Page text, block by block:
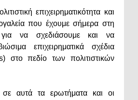
επιχειρηματικότητα και
που έχουμε σήμερα στη
να σχεδιάσουμε και να
επιχειρηματικά σχέδια
στο πεδίο των πολιτιστικών
σε αυτά τα ερωτήματα και οι